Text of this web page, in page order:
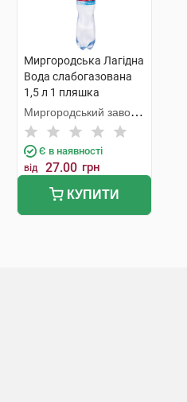
Миргородська Лагідна
Вода слабогазована
1,5 л 1 пляшка
Миргородський завод
мінеральних вод
Є в наявності
від 27.00 грн
КУПИТИ